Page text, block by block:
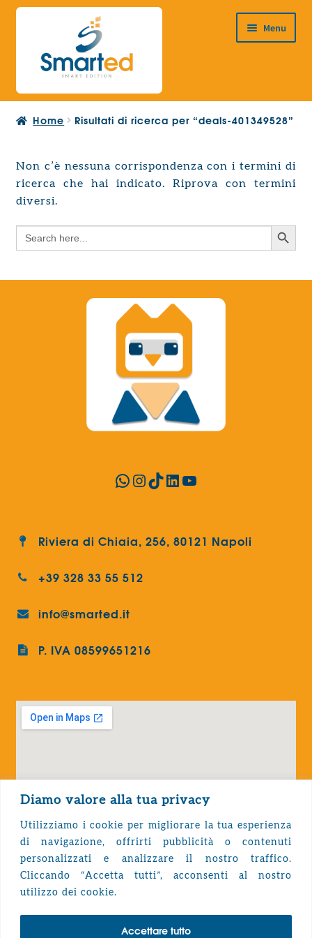
Diamo valore alla tua privacy
Utilizziamo i cookie per migliorare la tua esperienza
di navigazione, offrirti pubblicità o contenuti
personalizzati e analizzare il nostro traffico.
Cliccando “Accetta tutti”, acconsenti al nostro
utilizzo dei cookie.
Accettare tutto
Vai
navigazione
Vai
contenuto
Menu
HOME
PRODOTTI
Espandi
il
child
PROGETTAZIONE EUROPEA
menu
child
Search
Home Risultati di ricerca per “deals-401349528”
Non c’è nessuna corrispondenza con i termini di
ricerca che hai indicato. Riprova con termini
diversi.
Search
for:
Search Button
WhatsApp
Instagram
TikTok
LinkedIn
YouTube
Riviera di Chiaia, 256, 80121 Napoli
+39 328 33 55 512
info@smarted.it
P. IVA 08599651216
Privacy Policy